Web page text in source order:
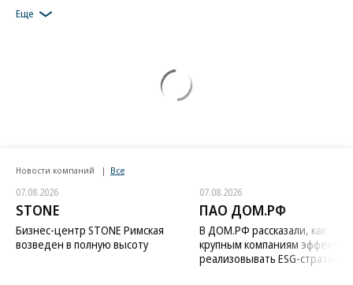
Еще
Новости компаний Все
07.08.2026
STONE
Бизнес-центр STONE Римская
возведен в полную высоту
07.08.2026
ПАО ДОМ.РФ
В ДОМ.РФ рассказали, как
крупным компаниям
реализовывать ESG-стратегию